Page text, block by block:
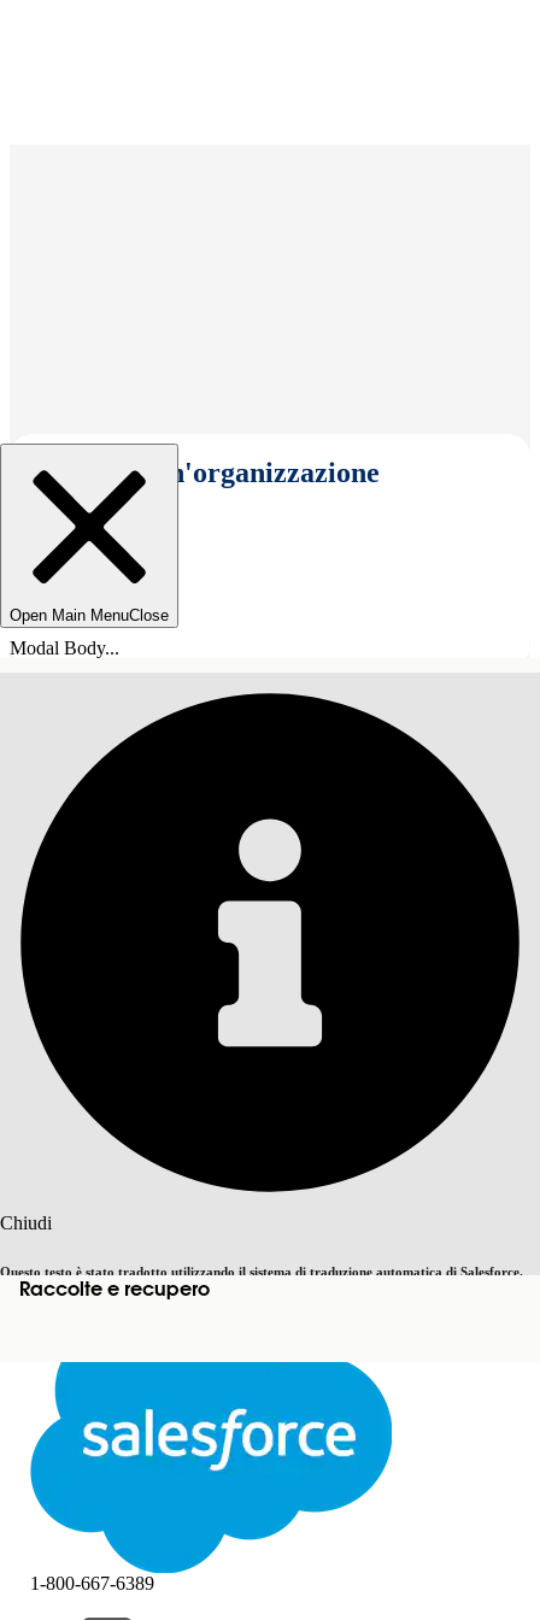
Seleziona un'organizzazione
Open Main MenuClose
Modal Body...
Chiudi
Questo testo è stato tradotto utilizzando il sistema di traduzione automatica di Salesforce.
Ulteriori dettagli sono disponibili qui
Chiudi Chiudi
Raccolte e recupero
SOMMARIO
1-800-667-6389